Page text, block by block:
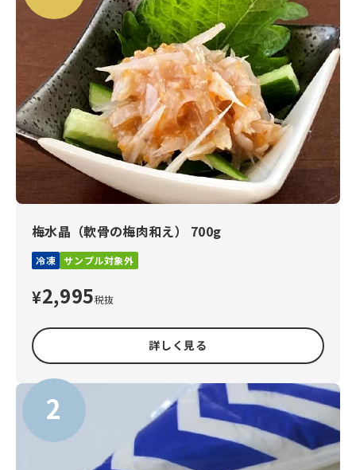
梅水晶（軟骨の梅肉和え） 700g
冷凍 サンプル対象外
¥2,995税抜
詳しく見る